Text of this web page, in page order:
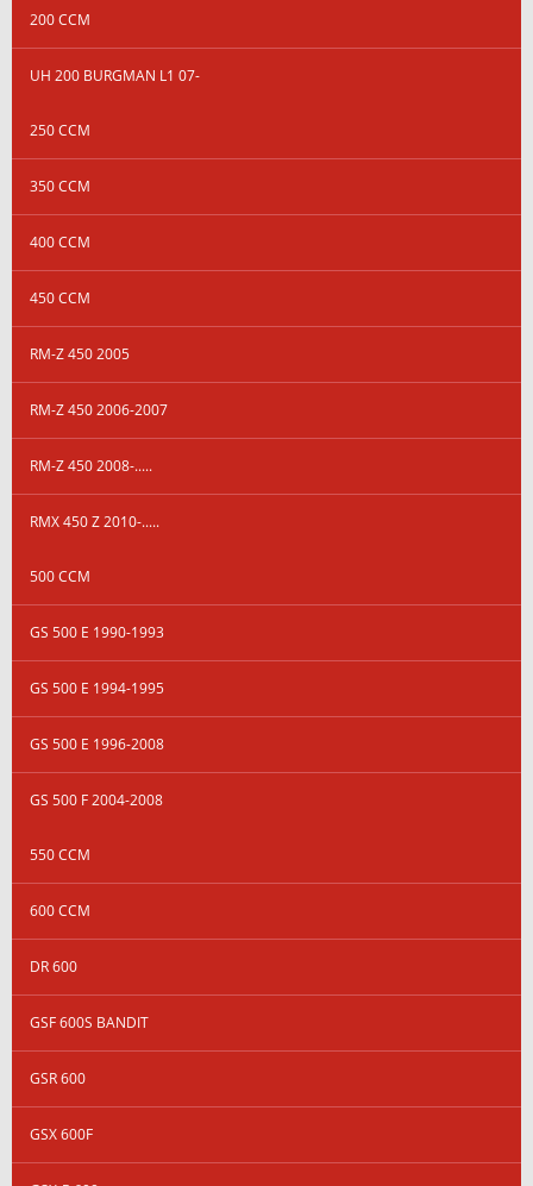
200 CCM
UH 200 BURGMAN L1 07-
250 CCM
350 CCM
400 CCM
450 CCM
RM-Z 450 2005
RM-Z 450 2006-2007
RM-Z 450 2008-.....
RMX 450 Z 2010-.....
500 CCM
GS 500 E 1990-1993
GS 500 E 1994-1995
GS 500 E 1996-2008
GS 500 F 2004-2008
550 CCM
600 CCM
DR 600
GSF 600S BANDIT
GSR 600
GSX 600F